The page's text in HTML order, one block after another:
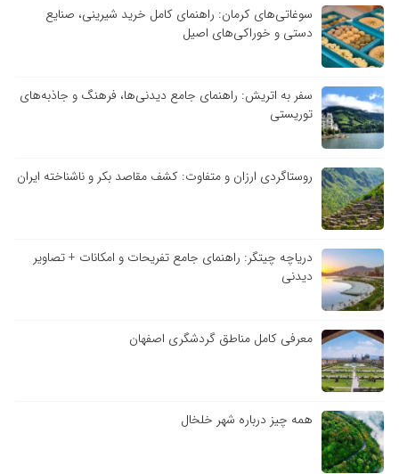
سوغاتی‌های کرمان: راهنمای کامل خرید شیرینی، صنایع
دستی و خوراکی‌های اصیل
سفر به اتریش: راهنمای جامع دیدنی‌ها، فرهنگ و جاذبه‌های
توریستی
روستاگردی ارزان و متفاوت: کشف مقاصد بکر و ناشناخته ایران
دریاچه چیتگر: راهنمای جامع تفریحات و امکانات + تصاویر
دیدنی
معرفی کامل مناطق گردشگری اصفهان
همه چیز درباره شهر خلخال